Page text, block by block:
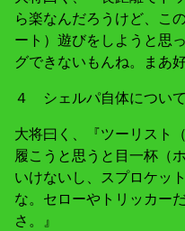
ら楽なんだろうけど、こ
ート）遊びをしようと思
グできないもんね。まあ
４ シェルパ自体について
大将曰く、『ツーリスト
履こうと思うと目一杯（
いけないし、スプロケッ
な。セローやトリッカー
さ。』